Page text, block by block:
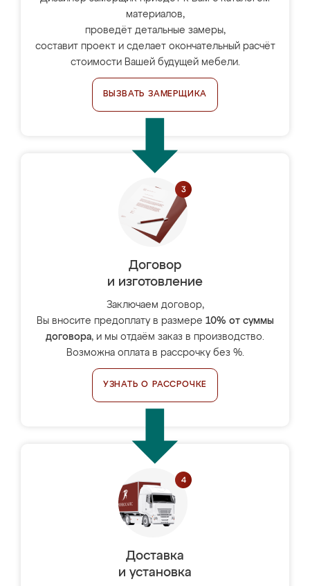
материалов,
проведёт детальные замеры,
составит проект и сделает окончательный расчёт
стоимости Вашей будущей мебели.
ВЫЗВАТЬ ЗАМЕРЩИКА
Договор
и изготовление
Заключаем договор,
Вы вносите предоплату в размере 10% от суммы
договора, и мы отдаём заказ в производство.
Возможна оплата в рассрочку без %.
УЗНАТЬ О РАССРОЧКЕ
Доставка
и установка